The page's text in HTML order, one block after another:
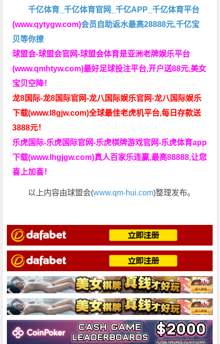
千亿体育_千亿体育官网_千亿APP_千亿体育平台
(www.qytygw.com)会员自助返水最高28888元,千亿宝
贝等你撩
球盟会-球盟会官网-球盟会体育是亚洲老牌娱乐平台
(www.qmhtyw.com)最好足球投注平台,开户送88元,美女
宝贝空降！
龙8国际-龙8国际官网-龙八国际娱乐官网-龙八国际娱乐
下载(www.l8gjw.com)全球最佳老虎机平台,每日存款送
3888元！
乐虎国际-乐虎国际官网-乐虎棋牌游戏官网-乐虎体育app
下载(www.lhgjgw.com)真人百家乐连赢,最高88888,让您
喜上加喜！
以上内容由球盟会(www.qm-hui.com)整理发布。